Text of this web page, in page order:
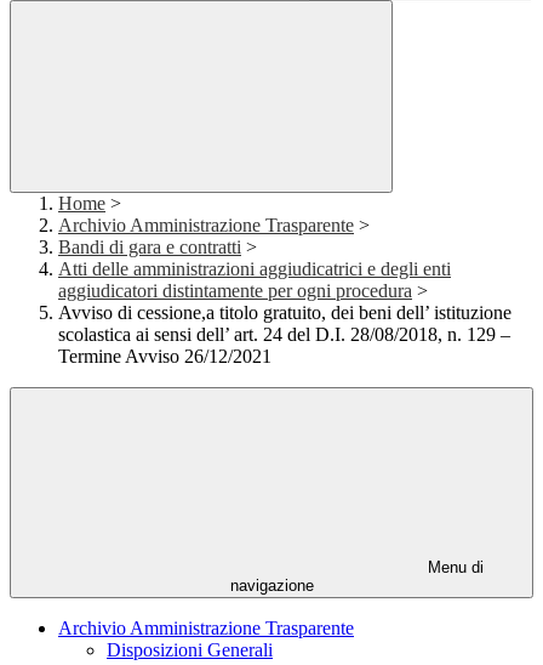
Home >
Archivio Amministrazione Trasparente >
Bandi di gara e contratti >
Atti delle amministrazioni aggiudicatrici e degli enti
aggiudicatori distintamente per ogni procedura >
Avviso di cessione,a titolo gratuito, dei beni dell’ istituzione
scolastica ai sensi dell’ art. 24 del D.I. 28/08/2018, n. 129 –
Termine Avviso 26/12/2021
Menu di
navigazione
Archivio Amministrazione Trasparente
Disposizioni Generali